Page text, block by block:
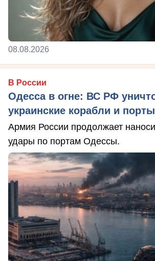
08.08.2026
В России
Одесса в огне: ВС РФ
украинские корабли и порты
Армия России продолжает
удары по портам Одессы.